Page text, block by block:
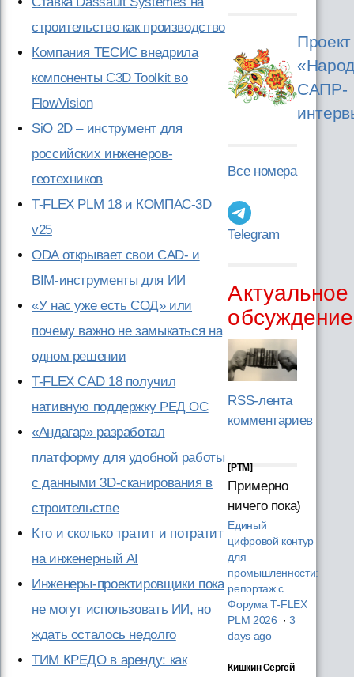
строительство как производство
Компания ТЕСИС внедрила
компоненты C3D Toolkit во
FlowVision
SiO 2D – инструмент для
российских инженеров-
геотехников
T-FLEX PLM 18 и КОМПАС-3D
v25
ODA открывает свои CAD- и
BIM-инструменты для ИИ
«У нас уже есть СОД» или
почему важно не замыкаться на
одном решении
T-FLEX CAD 18 получил
нативную поддержку РЕД ОС
«Андагар» разработал
платформу для удобной работы
с данными 3D-сканирования в
строительстве
Кто и сколько тратит и потратит
на инженерный AI
Инженеры-проектировщики пока
не могут использовать ИИ, но
ждать осталось недолго
ТИМ КРЕДО в аренду: как
Проект
САПР-
Все номера
Telegram
Актуальное
обсуждение
RSS-лента
комментариев
[PTM]
Примерно
ничего пока)
Единый
цифровой контур
для
промышленности:
репортаж с
Форума T‑FLEX
PLM 2026 · 3
days ago
Кишкин Сергей